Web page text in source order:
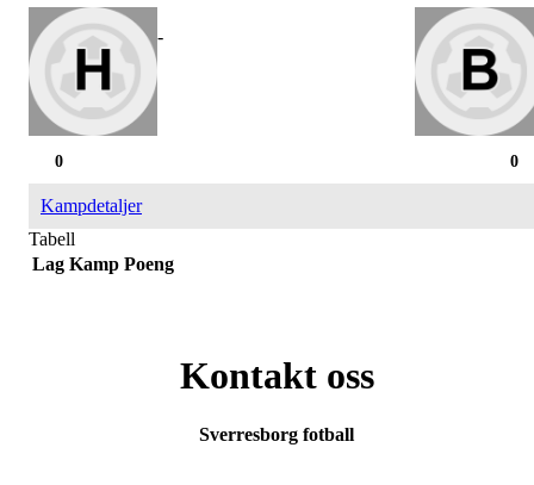
-
0
0
Kampdetaljer
Tabell
Lag Kamp Poeng
Kontakt oss
Sverresborg fotball